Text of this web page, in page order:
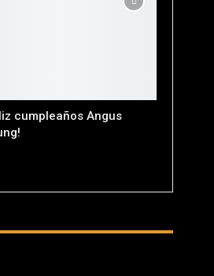
cumpleaños Angus